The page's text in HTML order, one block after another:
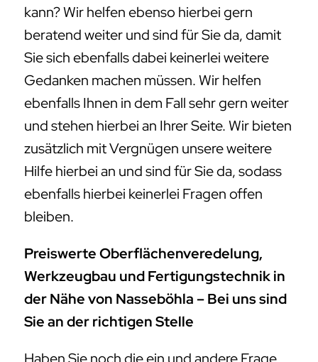
kann? Wir helfen ebenso hierbei gern
beratend weiter und sind für Sie da, damit
Sie sich ebenfalls dabei keinerlei weitere
Gedanken machen müssen. Wir helfen
ebenfalls Ihnen in dem Fall sehr gern weiter
und stehen hierbei an Ihrer Seite. Wir bieten
zusätzlich mit Vergnügen unsere weitere
Hilfe hierbei an und sind für Sie da, sodass
ebenfalls hierbei keinerlei Fragen offen
bleiben.
Preiswerte Oberflächenveredelung,
Werkzeugbau und Fertigungstechnik in
der Nähe von Nasseböhla – Bei uns sind
Sie an der richtigen Stelle